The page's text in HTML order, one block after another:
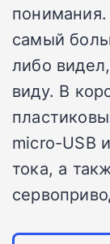
самый
либо
виду. В
micro-USB
тока, а